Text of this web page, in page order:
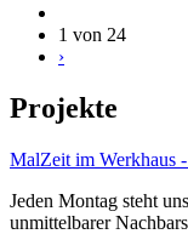
1 von 24
›
Projekte
MalZeit im Werkhaus
Jeden Montag steht
unmittelbarer